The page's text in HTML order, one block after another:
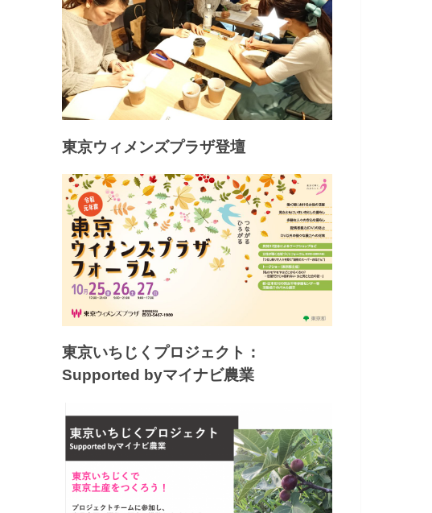
東京ウィメンズプラザ登壇
東京いちじくプロジェクト：
Supported byマイナビ農業